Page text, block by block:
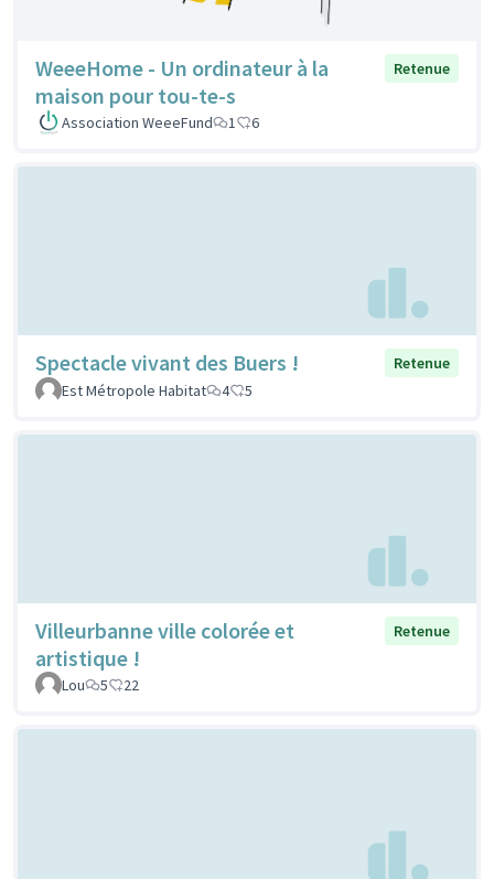
WeeeHome - Un ordinateur à la
maison pour tou-te-s
Retenue
Association WeeeFund 1 6
Spectacle vivant des Buers !
Retenue
Est Métropole Habitat
4 5
Villeurbanne ville colorée et
artistique !
Retenue
Lou 5 22